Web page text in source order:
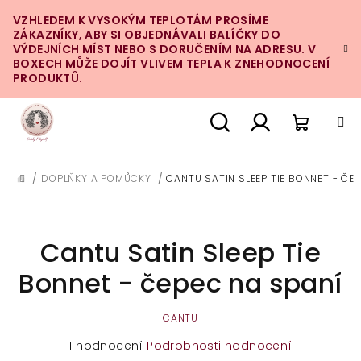
na
obsah
VZHLEDEM K VYSOKÝM TEPLOTÁM PROSÍME
ZÁKAZNÍKY, ABY SI OBJEDNÁVALI BALÍČKY DO
VÝDEJNÍCH MÍST NEBO S DORUČENÍM NA ADRESU. V
BOXECH MŮŽE DOJÍT VLIVEM TEPLA K ZNEHODNOCENÍ
PRODUKTŮ.
DOMŮ
/ DOPLŇKY A POMŮCKY / CANTU SATIN SLEEP TIE BONNET -
Cantu Satin Sleep Tie
Bonnet - čepec na spaní
CANTU
Průměrné
1 hodnocení Podrobnosti hodnocení